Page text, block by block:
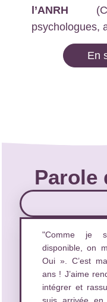
l’ANRH
psychologues,
En
Parole
"Comme je
disponible, on
Oui ». C’est
ans ! J’aime
intégrer et